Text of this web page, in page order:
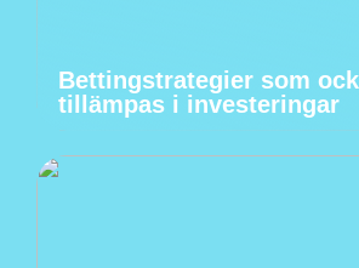
Bettingstrategier som
tillämpas i investeringar